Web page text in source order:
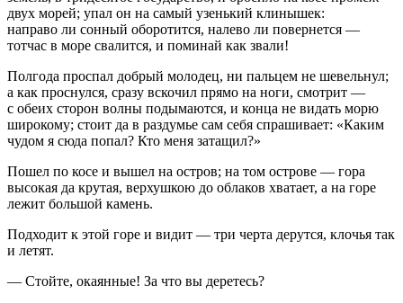
двух морей; упал он на самый узенький клинышек:
направо ли сонный оборотится, налево ли повернется —
тотчас в море свалится, и поминай как звали!
Полгода проспал добрый молодец, ни пальцем не шевельнул;
а как проснулся, сразу вскочил прямо на ноги, смотрит —
с обеих сторон волны подымаются, и конца не видать морю
широкому; стоит да в раздумье сам себя спрашивает: «Каким
чудом я сюда попал? Кто меня затащил?»
Пошел по косе и вышел на остров; на том острове — гора
высокая да крутая, верхушкою до облаков хватает, а на горе
лежит большой камень.
Подходит к этой горе и видит — три черта дерутся, клочья так
и летят.
— Стойте, окаянные! За что вы деретесь?